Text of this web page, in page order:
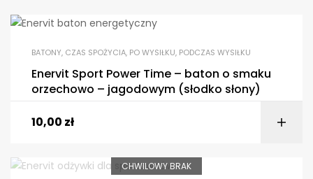
BATONY, CZAS SPOŻYCIA, PO WYSIŁKU, PODCZAS WYSIŁKU
Enervit Sport Power Time – baton o smaku
orzechowo – jagodowym (słodko słony)
10,00 zł
CHWILOWY BRAK